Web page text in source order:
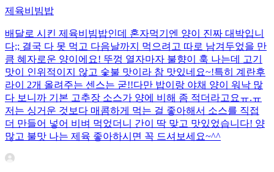
제육비빔밥
배달로 시킨 제육비빔밥인데 혼자먹기엔 양이 진짜 대박입니
다;; 결국 다 못 먹고 다음날까지 먹으려고 따로 남겨두었을 만
큼 혜자로운 양이에요! 뚜껑 열자마자 불향이 훅 나는데 고기
맛이 인위적이지 않고 숯불 맛이라 참 맛있네요~!특히 계란후
라이 2개 올려주는 센스는 굳!! ​다만 밥이랑 야채 양이 워낙 많
다 보니까 기본 고추장 소스가 양에 비해 좀 적더라고요ㅠ.ㅠ
저는 싱거운 것보다 매콤하게 먹는 걸 좋아해서 소스를 직접
더 만들어 넣어 비벼 먹었더니 간이 딱 맞고 맛있었습니다! 양
많고 불맛 나는 제육 좋아하시면 꼭 드셔보세요~^^